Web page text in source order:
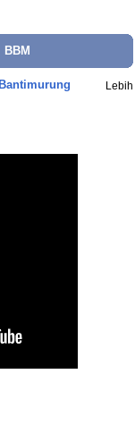
BBM
Lebih